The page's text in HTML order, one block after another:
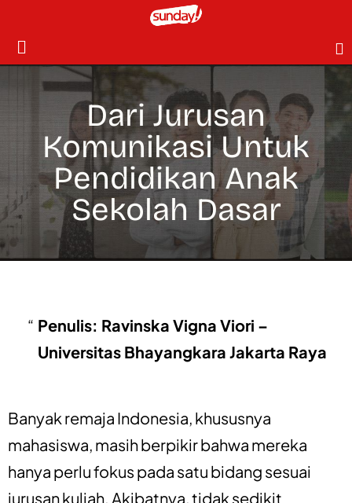
Dari Jurusan
Komunikasi Untuk
Pendidikan Anak
Sekolah Dasar
Penulis: Ravinska Vigna Viori –
Universitas Bhayangkara Jakarta Raya
Banyak remaja Indonesia, khususnya
mahasiswa, masih berpikir bahwa mereka
hanya perlu fokus pada satu bidang sesuai
jurusan kuliah. Akibatnya, tidak sedikit